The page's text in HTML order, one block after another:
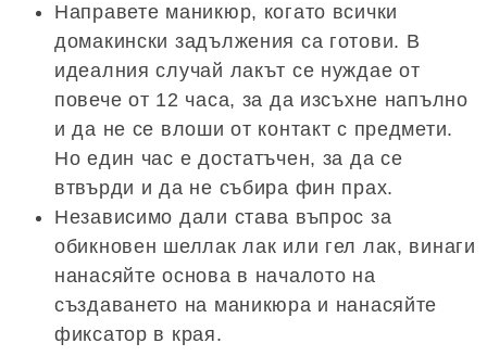
Направете маникюр, когато всички
домакински задължения са готови. В
идеалния случай лакът се нуждае от
повече от 12 часа, за да изсъхне напълно
и да не се влоши от контакт с предмети.
Но един час е достатъчен, за да се
втвърди и да не събира фин прах.
Независимо дали става въпрос за
обикновен шеллак лак или гел лак, винаги
нанасяйте основа в началото на
създаването на маникюра и нанасяйте
фиксатор в края.